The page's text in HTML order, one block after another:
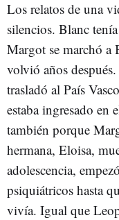
Los relatos de una
silencios. Blanc
Margot se marchó a
volvió años
trasladó al País
estaba ingresado
también porque
hermana, Eloisa,
adolescencia,
psiquiátricos hasta
vivía. Igual que